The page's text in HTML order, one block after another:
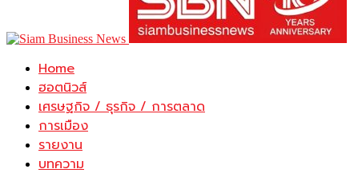
Home
ฮอตนิวส์
เศรษฐกิจ / ธุรกิจ / การตลาด
การเมือง
รายงาน
บทความ